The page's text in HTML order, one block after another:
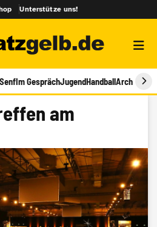
Unterstütze uns!
Im GesprächJugendHandballArchiv
am